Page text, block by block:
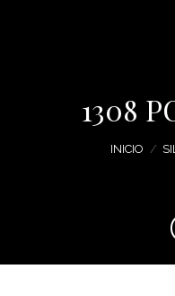
1308
INICIO /